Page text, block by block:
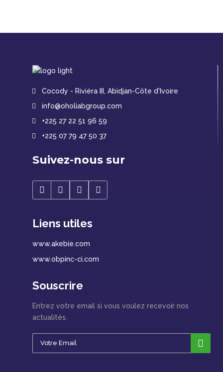
Cocody - Riviéra III, Abidjan-Côte d'Ivoire
info@oholiabgroup.com
+225 27 22 51 96 59
+225 07 79 47 50 37
Suivez-nous sur
Liens utiles
www.akebie.com
www.obpinc-ci.com
Souscrire
Entrez votre email si vous voulez recevoir nos
actualités.